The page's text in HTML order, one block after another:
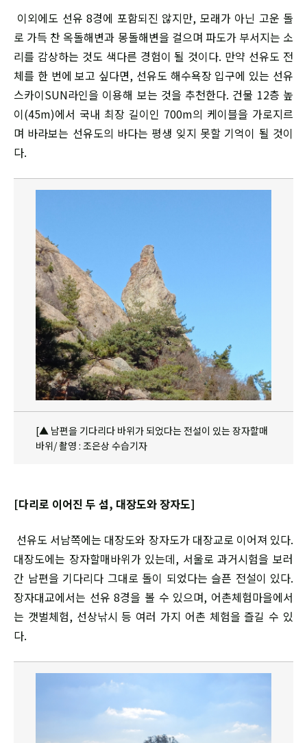
이외에도 선유 8경에 포함되진 않지만, 모래가 아닌 고운 돌
로 가득 찬 옥돌해변과 몽돌해변을 걸으며 파도가 부서지는 소
리를 감상하는 것도 색다른 경험이 될 것이다. 만약 선유도 전
체를 한 번에 보고 싶다면, 선유도 해수욕장 입구에 있는 선유
스카이SUN라인을 이용해 보는 것을 추천한다. 건물 12층 높
이(45m)에서 국내 최장 길이인 700m의 케이블을 가로지르
며 바라보는 선유도의 바다는 평생 잊지 못할 기억이 될 것이
다.
[▲ 남편을 기다리다 바위가 되었다는 전설이 있는 장자할매
바위/ 촬영 : 조은상 수습기자
[다리로 이어진 두 섬, 대장도와 장자도]
선유도 서남쪽에는 대장도와 장자도가 대장교로 이어져 있다.
대장도에는 장자할매바위가 있는데, 서울로 과거시험을 보러
간 남편을 기다리다 그대로 돌이 되었다는 슬픈 전설이 있다.
장자대교에서는 선유 8경을 볼 수 있으며, 어촌체험마을에서
는 갯벌체험, 선상낚시 등 여러 가지 어촌 체험을 즐길 수 있
다.